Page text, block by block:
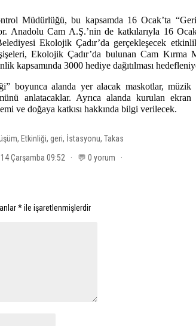
Müdürlüğü, bu kapsamda 16 Ocak’ta
Anadolu Cam A.Ş.’nin de katkılarıyla 16
Ekolojik Çadır’da gerçekleşecek
Ekolojik Çadır’da bulunan Cam Kırma
kapsamında 3000 hediye dağıtılması
boyunca alanda yer alacak maskotlar, müzik
anlatacaklar. Ayrıca alanda kurulan ekran
ve doğaya katkısı hakkında bilgi verilecek.
, Etkinliği, geri, İstasyonu, Takas
Çarşamba 09:52 · 💬 0 yorum ·
*ile işaretlenmişlerdir